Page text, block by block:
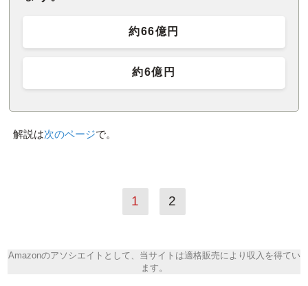
約66億円
約6億円
解説は次のページで。
1 2
Amazonのアソシエイトとして、当サイトは適格販売により収入を得てい
ます。